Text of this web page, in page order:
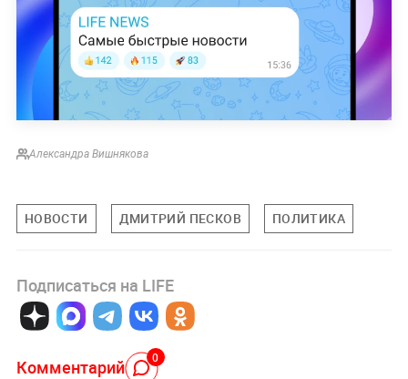
Александра Вишнякова
НОВОСТИ ДМИТРИЙ ПЕСКОВ ПОЛИТИКА
Подписаться на LIFE
Комментарий 0